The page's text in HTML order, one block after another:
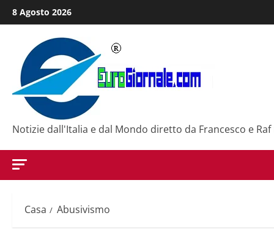
Salta
al
contenuto
8 Agosto 2026
Notizie dall'Italia e dal Mondo diretto da Francesco e
Casa Abusivismo